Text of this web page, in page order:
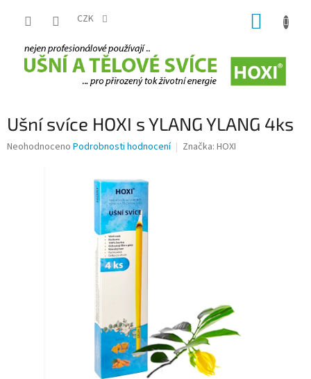
CZK
Ušní svíce HOXI s YLANG YLANG 4ks
Průměrné
Neohodnoceno Podrobnosti hodnocení Značka: HOXI